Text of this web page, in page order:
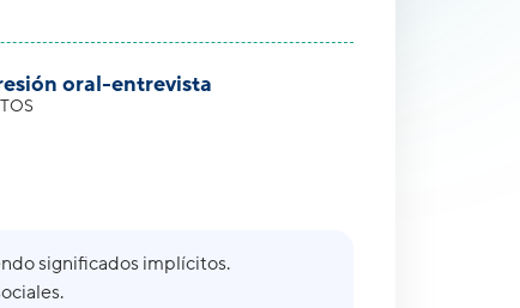
oral-entrevista
significados implícitos.